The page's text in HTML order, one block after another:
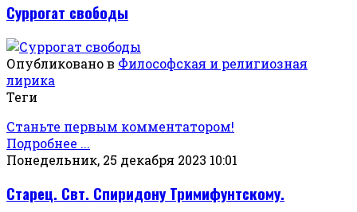
Суррогат свободы
Опубликовано в Философская и религиозная
лирика
Теги
Станьте первым комментатором!
Подробнее ...
Понедельник, 25 декабря 2023 10:01
Старец. Свт. Спиридону Тримифунтскому.